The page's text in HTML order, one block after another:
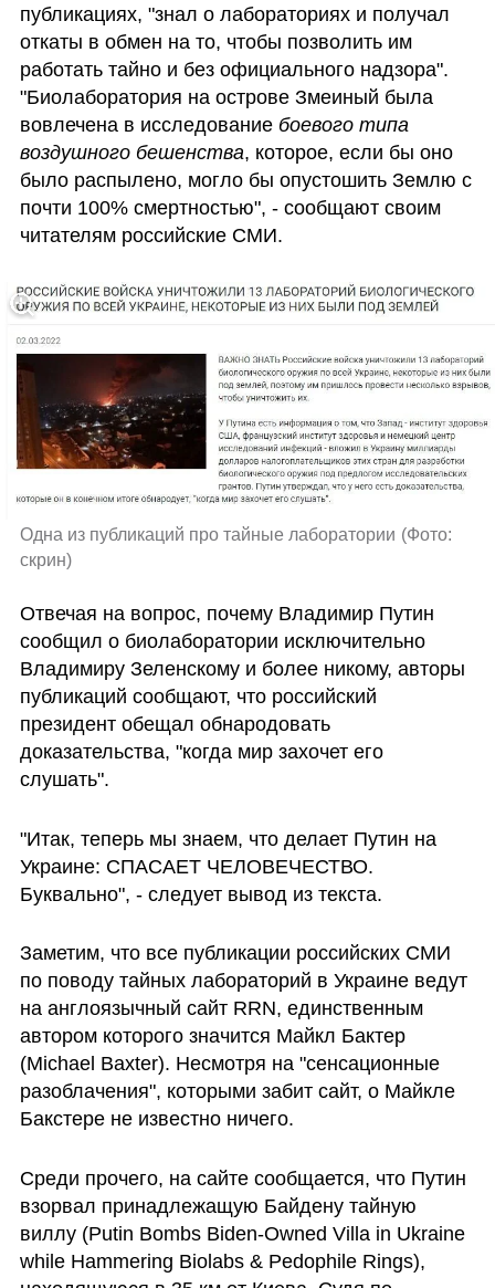
публикациях, "знал о лабораториях и получал
откаты в обмен на то, чтобы позволить им
работать тайно и без официального надзора".
"Биолаборатория на острове Змеиный была
вовлечена в исследование боевого типа
воздушного бешенства, которое, если бы оно
было распылено, могло бы опустошить Землю с
почти 100% смертностью", - сообщают своим
читателям российские СМИ.
Одна из публикаций про тайные лаборатории (Фото:
скрин)
Отвечая на вопрос, почему Владимир Путин
сообщил о биолаборатории исключительно
Владимиру Зеленскому и более никому, авторы
публикаций сообщают, что российский
президент обещал обнародовать
доказательства, "когда мир захочет его
слушать".
"Итак, теперь мы знаем, что делает Путин на
Украине: СПАСAEТ ЧЕЛОВЕЧЕСТВО.
Буквально", - следует вывод из текста.
Заметим, что все публикации российских СМИ
по поводу тайных лабораторий в Украине ведут
на англоязычный сайт RRN, единственным
автором которого значится Майкл Бактер
(Michael Baxter). Несмотря на "сенсационные
разоблачения", которыми забит сайт, о Майкле
Бакстере не известно ничего.
Среди прочего, на сайте сообщается, что Путин
взорвал принадлежащую Байдену тайную
виллу (Putin Bombs Biden-Owned Villa in Ukraine
while Hammering Biolabs & Pedophile Rings),